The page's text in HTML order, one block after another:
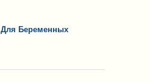
Для Беременных